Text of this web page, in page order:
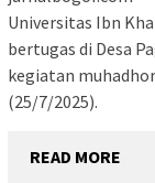
Universitas Ibn
bertugas di Desa
kegiatan
(25/7/2025).
READ MORE